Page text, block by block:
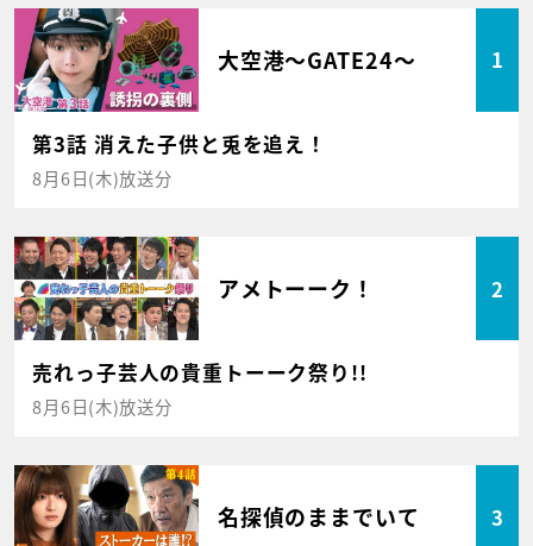
大空港～GATE24～ 1
第3話 消えた子供と兎を追え！
8月6日(木)放送分
アメトーーク！ 2
売れっ子芸人の貴重トーーク祭り!!
8月6日(木)放送分
名探偵のままでいて 3